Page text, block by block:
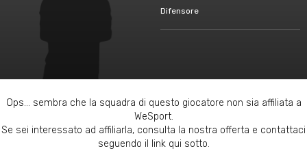
Difensore
Ops... sembra che la squadra di questo giocatore non sia affiliata a
WeSport.
Se sei interessato ad affiliarla, consulta la nostra offerta e contattaci
seguendo il link qui sotto.